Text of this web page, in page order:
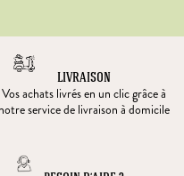
LIVRAISON
Vos achats livrés en un clic grâce à
notre service de livraison à domicile